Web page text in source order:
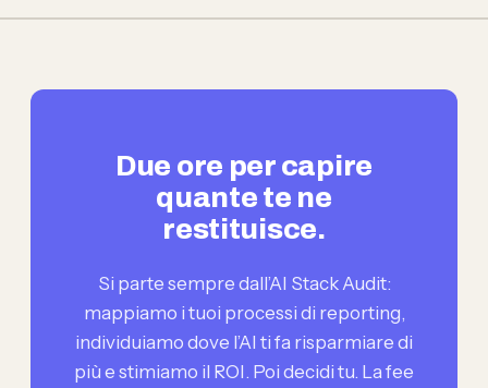
Due ore per capire
quante te ne
restituisce.
Si parte sempre dall’AI Stack Audit:
mappiamo i tuoi processi di reporting,
individuiamo dove l’AI ti fa risparmiare di
più e stimiamo il ROI. Poi decidi tu. La fee